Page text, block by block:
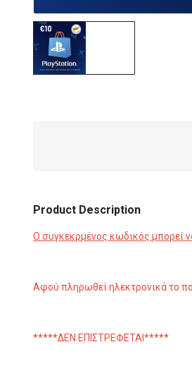
Product Description
Ο συγκεκρμένος κωδικός μπορεί
Αφού πληρωθεί ηλεκτρονικά το
*****ΔΕΝ ΕΠΙΣΤΡΕΦΕΤΑΙ*****